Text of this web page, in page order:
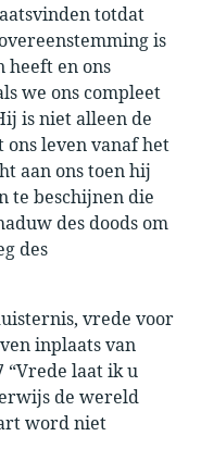
totdat
is
heeft en ons
we ons compleet
is niet alleen de
ons leven vanaf het
aan ons toen hij
te beschijnen die
des doods om
des
vrede voor
inplaats van
“Vrede laat ik u
de wereld
word niet